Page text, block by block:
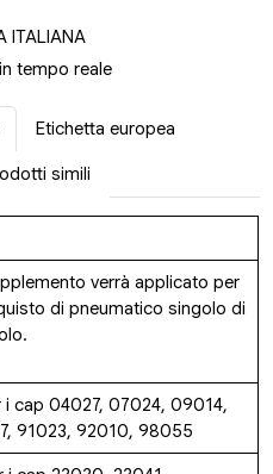
ITALIANA
in tempo reale
Etichetta europea
simili
verrà applicato per
di pneumatico singolo di
i cap 04027, 07024, 09014,
91023, 92010, 98055